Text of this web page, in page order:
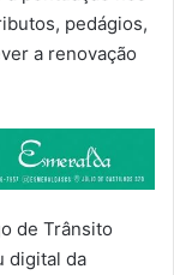
pedágios,
a renovação
de Trânsito
digital da